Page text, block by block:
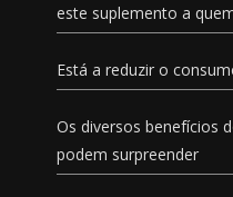
este suplemento a
Está a reduzir o
Os diversos benefícios
podem surpreender